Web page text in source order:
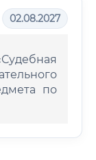
02.08.2027
по